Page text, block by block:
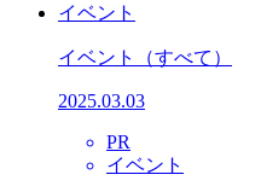
イベント
イベント （すべて）
2025.03.03
PR
イベント